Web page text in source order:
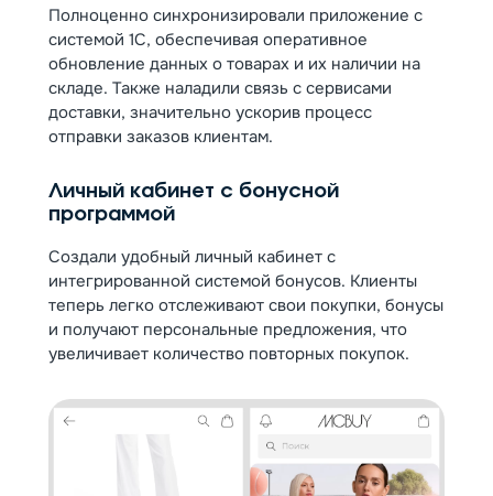
Полноценно синхронизировали приложение с
системой 1С, обеспечивая оперативное
обновление данных о товарах и их наличии на
складе. Также наладили связь с сервисами
доставки, значительно ускорив процесс
отправки заказов клиентам.
Личный кабинет с бонусной
программой
Создали удобный личный кабинет с
интегрированной системой бонусов. Клиенты
теперь легко отслеживают свои покупки, бонусы
и получают персональные предложения, что
увеличивает количество повторных покупок.